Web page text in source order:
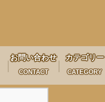
お問い合わせ
CONTACT
カテゴリー
CATEGORY